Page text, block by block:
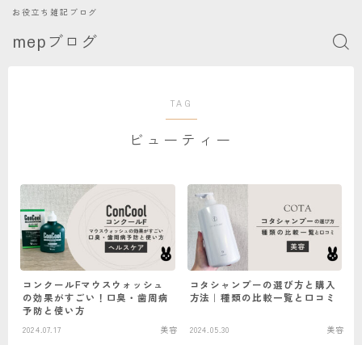
mepブログ
お役立ち雑記ブログ
TAG
ビューティー
コンクールFマウスウォッシュ
の効果がすごい！口臭・歯周病
予防と使い方
2024.07.17 美容
コタシャンプーの選び方と購入
方法｜種類の比較一覧と口コミ
2024.05.30 美容